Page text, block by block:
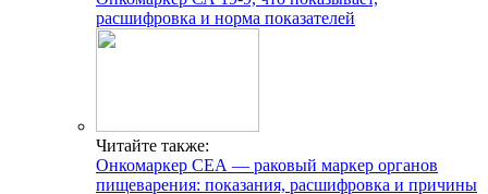
расшифровка и норма показателей
Читайте также:
Онкомаркер СЕА — раковый маркер органов
пищеварения: показания, расшифровка и причины